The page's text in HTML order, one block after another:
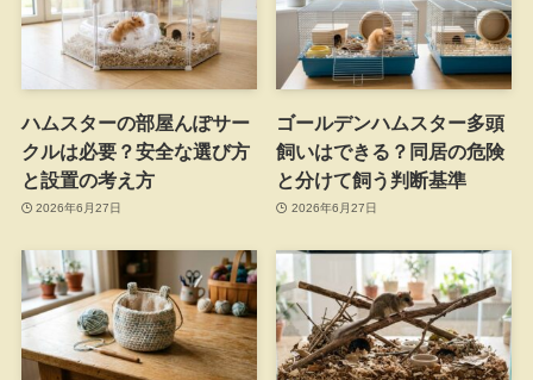
ハムスターの部屋んぽサー
クルは必要？安全な選び方
と設置の考え方
2026年6月27日
ゴールデンハムスター多頭
飼いはできる？同居の危険
と分けて飼う判断基準
2026年6月27日